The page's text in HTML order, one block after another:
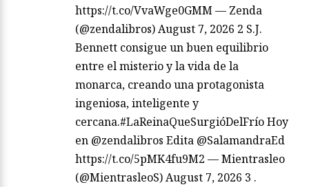
https://t.co/VvaWge0GMM — Zenda
(@zendalibros) August 7, 2026 2 S.J.
Bennett consigue un buen equilibrio
entre el misterio y la vida de la
monarca, creando una protagonista
ingeniosa, inteligente y
cercana.#LaReinaQueSurgióDelFrío Hoy
en @zendalibros Edita @SalamandraEd
https://t.co/5pMK4fu9M2 — Mientrasleo
(@MientrasleoS) August 7, 2026 3 .